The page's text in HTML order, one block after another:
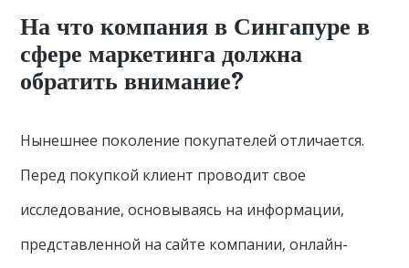
На что компания в Сингапуре в
сфере маркетинга должна
обратить внимание?
Нынешнее поколение покупателей отличается.
Перед покупкой клиент проводит свое
исследование, основываясь на информации,
представленной на сайте компании, онлайн-